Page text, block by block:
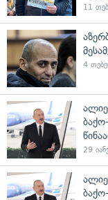
11
4
29